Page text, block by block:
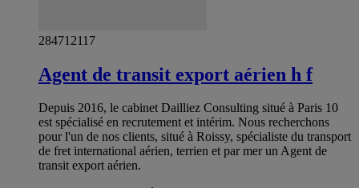
284712117
Agent de transit export aérien h f
Depuis 2016, le cabinet Dailliez Consulting situé à Paris 10
est spécialisé en recrutement et intérim. Nous recherchons
pour l'un de nos clients, situé à Roissy, spécialiste du transport
de fret international aérien, terrien et par mer un Agent de
transit export aérien.